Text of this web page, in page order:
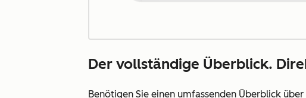
Der vollständige Überblick.
Benötigen Sie einen umfassenden Überblick